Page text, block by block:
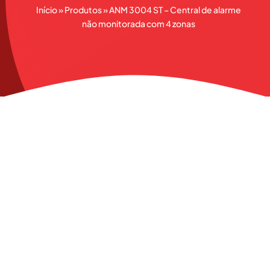
Início»Produtos»ANM 3004 ST – Central de alarme
não monitorada com 4 zonas